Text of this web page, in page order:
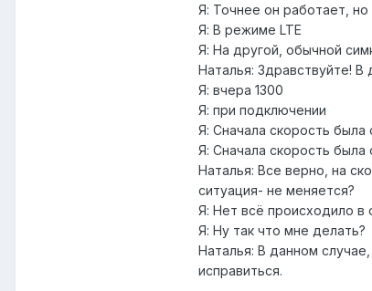
Я: Точнее он работает, но
Я: В режиме LTE
Я: На другой, обычной
Наталья: Здравствуйте! В
Я: вчера 1300
Я: при подключении
Я: Сначала скорость была
Я: Сначала скорость была
Наталья: Все верно, на
ситуация- не меняется?
Я: Нет всё происходило в
Я: Ну так что мне делать?
Наталья: В данном
исправиться.